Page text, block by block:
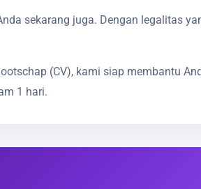
sekarang juga. Dengan legalitas
(CV), kami siap membantu
1 hari.